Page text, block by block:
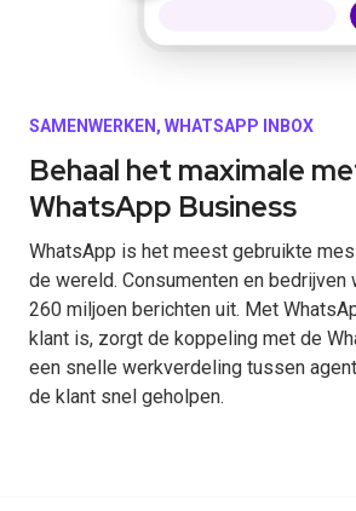
SAMENWERKEN, WHATSAPP INBOX
Behaal het maximale
WhatsApp Business
WhatsApp is het meest gebruikte
de wereld. Consumenten en
260 miljoen berichten uit. Met
klant is, zorgt de koppeling met de
een snelle werkverdeling tussen
de klant snel geholpen.